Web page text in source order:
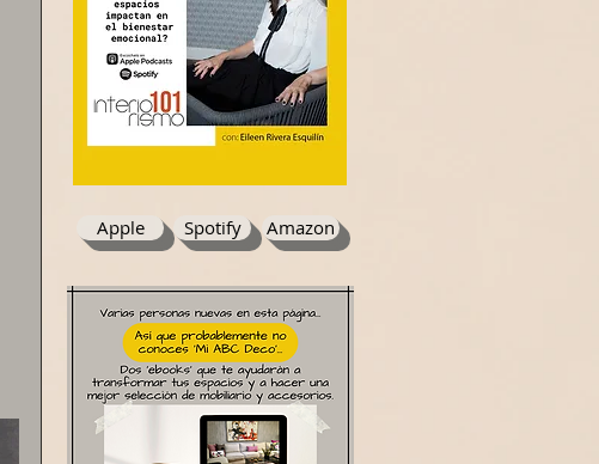
Apple Spotify Amazon